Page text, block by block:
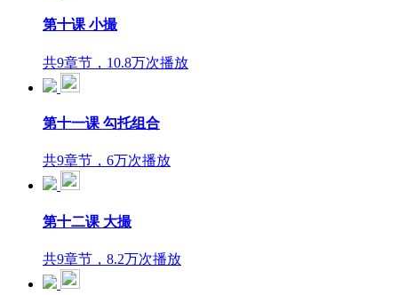
第十课 小撮
共9章节，10.8万次播放
第十一课 勾托组合
共9章节，6万次播放
第十二课 大撮
共9章节，8.2万次播放